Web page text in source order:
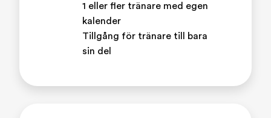
1 eller fler tränare med egen
kalender
Tillgång för tränare till bara
sin del